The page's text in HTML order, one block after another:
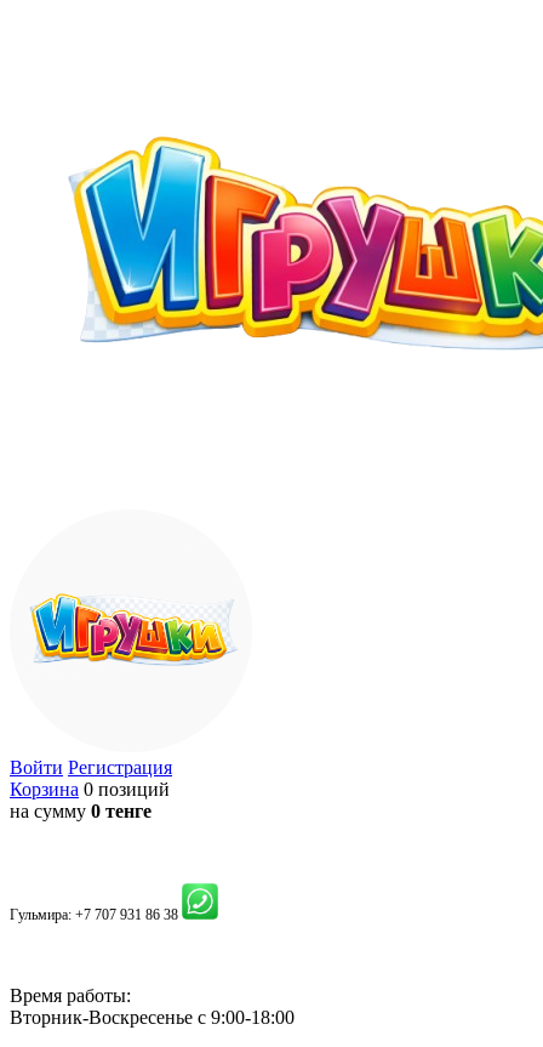
Войти Регистрация
Корзина 0 позиций
на сумму 0 тенге
Гульмира: +7 707 931 86 38
Время работы:
Вторник-Воскресенье с 9:00-18:00